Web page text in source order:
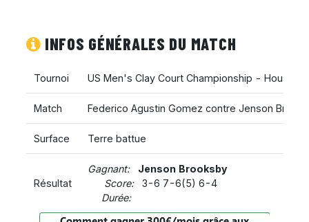
INFOS GÉNÉRALES DU MATCH
Tournoi US Men's Clay Court Championship - Houston
Match Federico Agustin Gomez contre Jenson
Surface Terre battue
Résultat
Gagnant:
Jenson Brooksby
Score:3-6 7-6(5) 6-4
Durée: